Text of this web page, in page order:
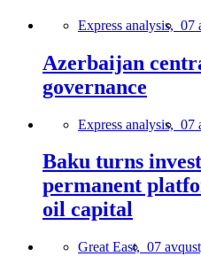
Express analysis, 07
Azerbaijan
governance
Express analysis, 07
Baku turns
permanent
oil capital
Great East, 07